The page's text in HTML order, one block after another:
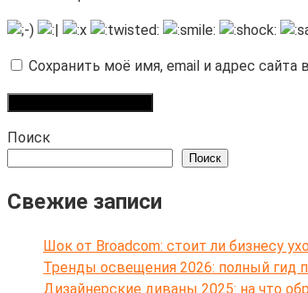
Сохранить моё имя, email и адрес
Поиск
Поиск
Свежие записи
Шок от Broadcom: стоит ли бизнесу
Тренды освещения 2026: полный гид
Дизайнерские диваны 2025: на что